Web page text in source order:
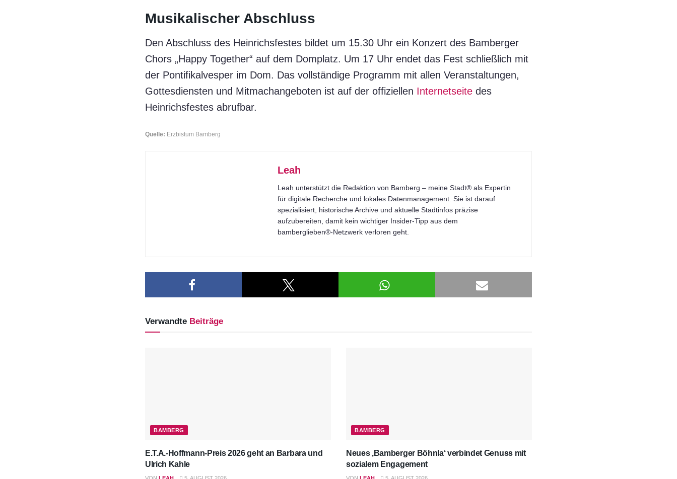
Musikalischer Abschluss
Den Abschluss des Heinrichsfestes bildet um 15.30 Uhr ein Konzert des Bamberger
Chors „Happy Together“ auf dem Domplatz. Um 17 Uhr endet das Fest schließlich mit
der Pontifikalvesper im Dom. Das vollständige Programm mit allen Veranstaltungen,
Gottesdiensten und Mitmachangeboten ist auf der offiziellen Internetseite des
Heinrichsfestes abrufbar.
Quelle: Erzbistum Bamberg
Leah
Leah unterstützt die Redaktion von Bamberg – meine Stadt® als Expertin
für digitale Recherche und lokales Datenmanagement. Sie ist darauf
spezialisiert, historische Archive und aktuelle Stadtinfos präzise
aufzubereiten, damit kein wichtiger Insider-Tipp aus dem
bamberglieben®-Netzwerk verloren geht.
Verwandte Beiträge
BAMBERG
E.T.A.-Hoffmann-Preis 2026 geht an Barbara und
Ulrich Kahle
BAMBERG
Neues ‚Bamberger Böhnla‘ verbindet Genuss mit
sozialem Engagement